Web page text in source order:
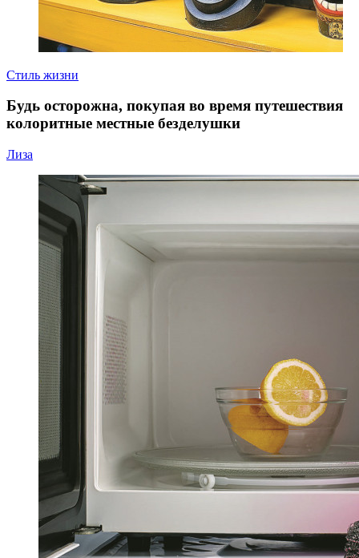
Стиль жизни
Будь осторожна, покупая во время путешествия
колоритные местные безделушки
Лиза